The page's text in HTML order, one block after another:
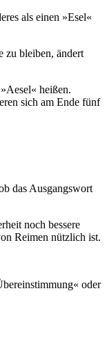
als einen »Esel«
zu bleiben, ändert
heißen.
sich am Ende fünf
das Ausgangswort
noch bessere
Reimen nützlich ist.
oder